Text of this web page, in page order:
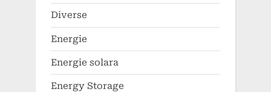
Diverse
Energie
Energie solara
Energy Storage